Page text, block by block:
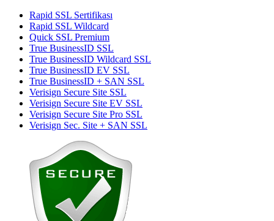
Rapid SSL Sertifikası
Rapid SSL Wildcard
Quick SSL Premium
True BusinessID SSL
True BusinessID Wildcard SSL
True BusinessID EV SSL
True BusinessID + SAN SSL
Verisign Secure Site SSL
Verisign Secure Site EV SSL
Verisign Secure Site Pro SSL
Verisign Sec. Site + SAN SSL